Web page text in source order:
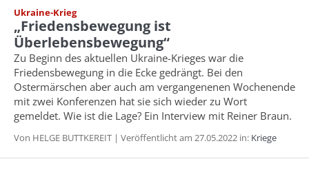
Ukraine-Krieg
„Friedensbewegung ist
Überlebensbewegung“
Zu Beginn des aktuellen Ukraine-Krieges war die
Friedensbewegung in die Ecke gedrängt. Bei den
Ostermärschen aber auch am vergangenenen Wochenende
mit zwei Konferenzen hat sie sich wieder zu Wort
gemeldet. Wie ist die Lage? Ein Interview mit Reiner Braun.
Von HELGE BUTTKEREIT | Veröffentlicht am 27.05.2022 in: Kriege